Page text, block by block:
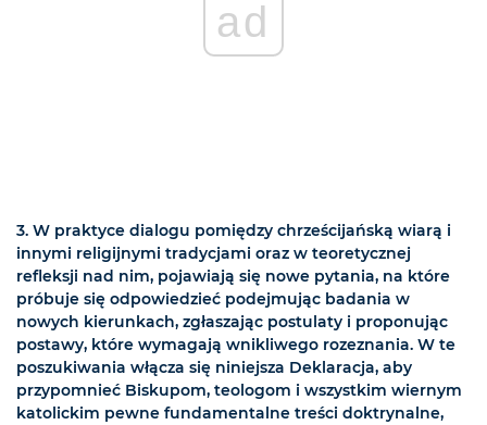
ad
3. W praktyce dialogu pomiędzy chrześcijańską wiarą i
innymi religijnymi tradycjami oraz w teoretycznej
refleksji nad nim, pojawiają się nowe pytania, na które
próbuje się odpowiedzieć podejmując badania w
nowych kierunkach, zgłaszając postulaty i proponując
postawy, które wymagają wnikliwego rozeznania. W te
poszukiwania włącza się niniejsza Deklaracja, aby
przypomnieć Biskupom, teologom i wszystkim wiernym
katolickim pewne fundamentalne treści doktrynalne,